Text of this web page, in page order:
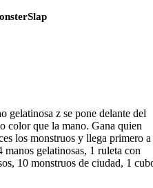
gelatinosa z se pone delante del
color que la mano. Gana quien
los monstruos y llega primero a
gelatinosas, 1 ruleta con
10 monstruos de ciudad, 1